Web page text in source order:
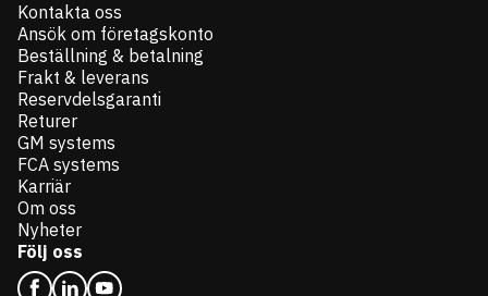
Kontakta oss
Ansök om företagskonto
Beställning & betalning
Frakt & leverans
Reservdelsgaranti
Returer
GM systems
FCA systems
Karriär
Om oss
Nyheter
Följ oss